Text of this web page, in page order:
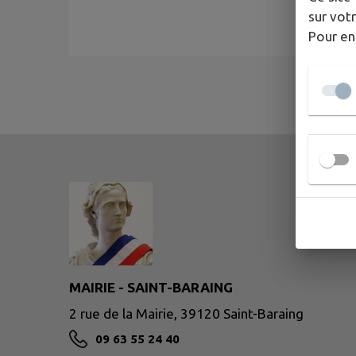
MAIRIE - SAINT-BARAING
2 rue de la Mairie, 39120 Saint-Baraing
09 63 55 24 40
sur
Pour